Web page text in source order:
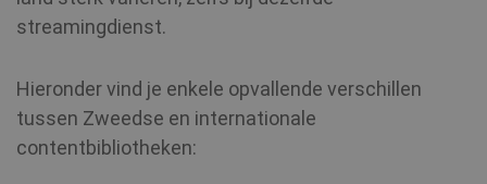
streamingdienst.
Hieronder vind je enkele opvallende verschillen
tussen Zweedse en internationale
contentbibliotheken: